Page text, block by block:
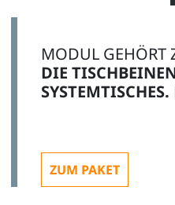
Leerfeld Typ 3 für
MODUL GEHÖRT
DIE
SYSTEMTISCHES.
ZUM PAKET